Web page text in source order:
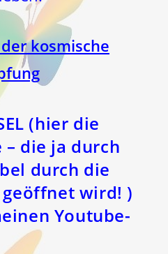
kosmische
(hier die
– die ja durch
durch die
wird! )
Youtube-